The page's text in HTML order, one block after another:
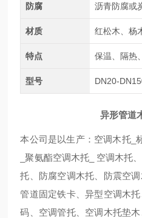
防腐 沥青防腐或
材质 红松木、杨
特点 保温、隔热
型号 DN20-
异形管道
本公司是以生产：空调木托_
_聚氨酯空调木托_ 空调木托
托、防腐空调木托、防震空
管道固定铁卡、异型空调木
码、空调管托、空调木托垫